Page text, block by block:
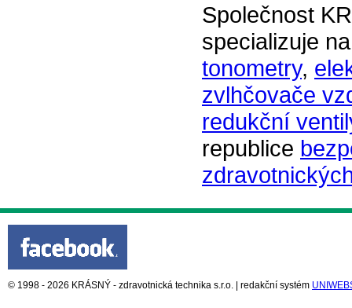
Společnost
specializuje
tonometry,
zvlhčovače
redukční
republice
© 1998 - 2026 KRÁSNÝ - zdravotnická technika s.r.o. | redakční systém